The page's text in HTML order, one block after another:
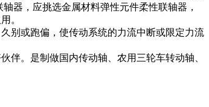
器，应挑选金属材料弹性元件柔性联轴器，
。
别或跑偏，使传动系统的力流中断或限定力流
伴。是制做国内传动轴、农用三轮车转动轴、